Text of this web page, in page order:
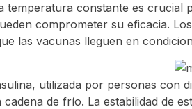
temperatura constante es crucial
comprometer su eficacia. Los
las vacunas lleguen en
utilizada por personas con
de frío. La estabilidad de